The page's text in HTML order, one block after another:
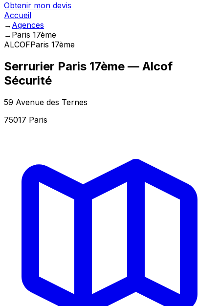
Obtenir mon devis
Accueil
→ Agences
→ Paris 17ème
ALCOFParis 17ème
Serrurier Paris 17ème — Alcof
Sécurité
59 Avenue des Ternes
75017 Paris